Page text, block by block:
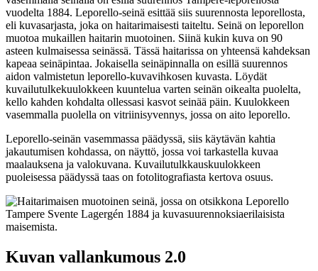
vuodelta 1884. Leporello-seinä esittää siis suurennosta leporellosta,
eli kuvasarjasta, joka on haitarimaisesti taiteltu. Seinä on leporellon
muotoa mukaillen haitarin muotoinen. Siinä kukin kuva on 90
asteen kulmaisessa seinässä. Tässä haitarissa on yhteensä kahdeksan
kapeaa seinäpintaa. Jokaisella seinäpinnalla on esillä suurennos
aidon valmistetun leporello-kuvavihkosen kuvasta. Löydät
kuvailutulkekuulokkeen kuuntelua varten seinän oikealta puolelta,
kello kahden kohdalta ollessasi kasvot seinää päin. Kuulokkeen
vasemmalla puolella on vitriinisyvennys, jossa on aito leporello.
Leporello-seinän vasemmassa päädyssä, siis käytävän kahtia
jakautumisen kohdassa, on näyttö, jossa voi tarkastella kuvaa
maalauksena ja valokuvana. Kuvailutulkkauskuulokkeen
puoleisessa päädyssä taas on fotolitografiasta kertova osuus.
Kuvan vallankumous 2.0